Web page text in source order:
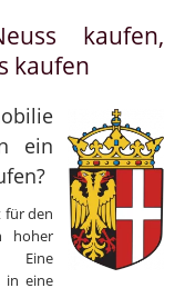
kaufen,
kaufen
ein
für den
hoher
Eine
in eine